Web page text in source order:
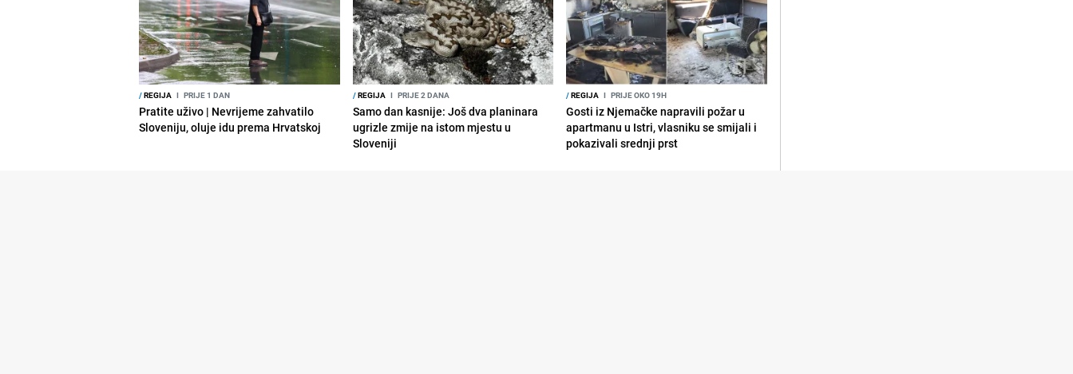
/REGIJA I PRIJE 1 DAN
Pratite uživo | Nevrijeme zahvatilo
Sloveniju, oluje idu prema Hrvatskoj
/REGIJA I PRIJE 2 DANA
Samo dan kasnije: Još dva planinara
ugrizle zmije na istom mjestu u
Sloveniji
/REGIJA I PRIJE OKO 19H
Gosti iz Njemačke napravili požar u
apartmanu u Istri, vlasniku se smijali i
pokazivali srednji prst